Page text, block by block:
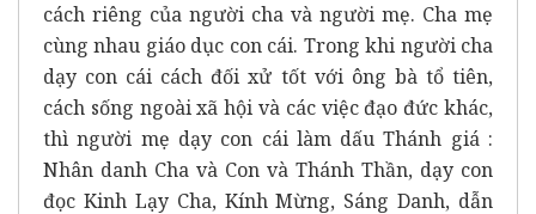
cách riêng của người cha và người mẹ. Cha mẹ
cùng nhau giáo dục con cái. Trong khi người cha
dạy con cái cách đối xử tốt với ông bà tổ tiên,
cách sống ngoài xã hội và các việc đạo đức khác,
thì người mẹ dạy con cái làm dấu Thánh giá :
Nhân danh Cha và Con và Thánh Thần, dạy con
đọc Kinh Lạy Cha, Kính Mừng, Sáng Danh, dẫn